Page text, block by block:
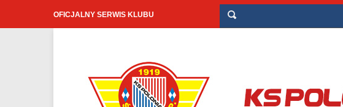
OFICJALNY SERWIS KLUBU